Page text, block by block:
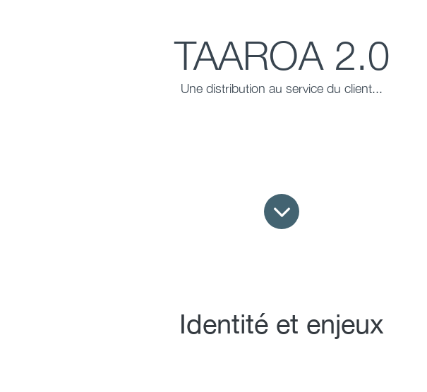
TAAROA 2.0
Une distribution au service du client...
Identité et enjeux